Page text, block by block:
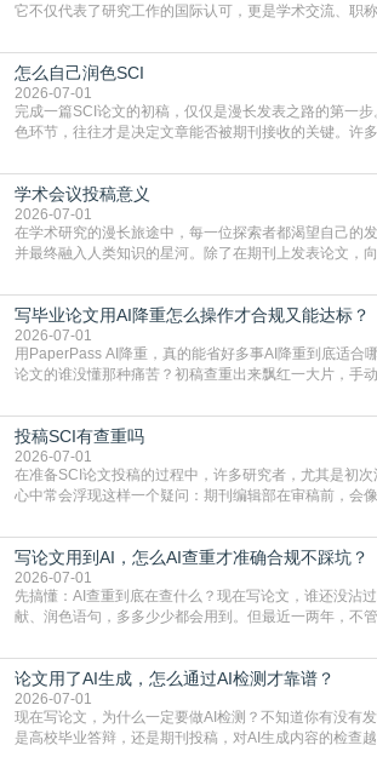
它不仅代表了研究工作的国际认可，更是学术交流、职
战与困惑。从选题立意到投稿回应，每一步都需要精心
篇AEIC学术交流中心小编就为大家介绍“发SCI文章”。一
一步发表SCI文章，首要解决的问题是“投
怎么自己润色SCI
2026-07-01
完成一篇SCI论文的初稿，仅仅是漫长发表之路的第一
色环节，往往才是决定文章能否被期刊接收的关键。许
质量，更能在此过程中深化对学术写作的理解。如何系
文，使其在语言和学术表达上更符合国际期刊的要求，
习的技能。本篇AEIC学术交流中心小编就为大家介
学术会议投稿意义
2026-07-01
在学术研究的漫长旅途中，每一位探索者都渴望自己的
并最终融入人类知识的星河。除了在期刊上发表论文，
广阔学术天地的大门，连接着个体研究与社会网络。本
就为大家介绍“学术会议投稿意义”。一、加速研究成果的
常具有周期短、时效性强的特点。相比期刊漫长的
写毕业论文用AI降重怎么操作才合规又能达标？
2026-07-01
用PaperPass AI降重，真的能省好多事AI降重到底适合
论文的谁没懂那种痛苦？初稿查重出来飘红一大片，手
到秃头。这时候靠谱的AI降重真的就是救命稻草，选对
三天都做不完的事。不是所有人都需要用AI降重，但如果
真的可以试试：初稿写完重复率远超要
投稿SCI有查重吗
2026-07-01
在准备SCI论文投稿的过程中，许多研究者，尤其是初次
心中常会浮现这样一个疑问：期刊编辑部在审稿前，会
论文的初审通过率。实际上，SCI期刊对重复内容的审
或缺的一环。本篇AEIC学术交流中心小编就为大家介绍“
一、查重是标准流程答案是明确的：绝大多数S
写论文用到AI，怎么AI查重才准确合规不踩坑？
2026-07-01
先搞懂：AI查重到底在查什么？现在写论文，谁还没沾
献、润色语句，多多少少都会用到。但最近一两年，不
须加做AI查重。很多人分不清，AI查重和普通查重到底
通查重查的是你的文字和已公开文献的重复比例，防的
的内容里，有多少是AI生成的，防的是过
论文用了AI生成，怎么通过AI检测才靠谱？
2026-07-01
现在写论文，为什么一定要做AI检测？不知道你有没有
是高校毕业答辩，还是期刊投稿，对AI生成内容的检查